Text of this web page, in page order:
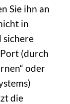
Sie ihn an
in
sichere
(durch
oder
die